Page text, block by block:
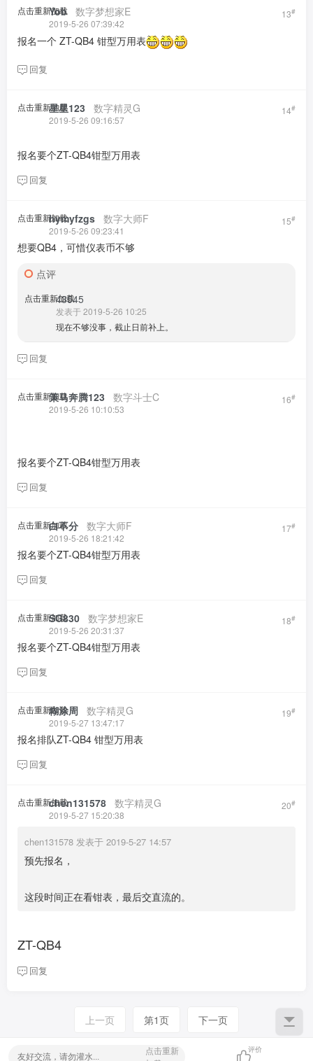
点击重新加载 13#
Yob​ ​ ​ 数字梦想家E
2019-5-26 07:39:42
报名一个 ZT-QB4 钳型万用表
回复
点击重新加载 14#
星星123 数字精灵G
2019-5-26 09:16:57
报名要个ZT-QB4钳型万用表
回复
点击重新加载 15#
hymyfzgs 数字大师F
2019-5-26 09:23:41
想要QB4，可惜仪表币不够
点评
点击重新加载
43545
发表于 2019-5-26 10:25
现在不够没事，截止日前补上。
回复
点击重新加载 16#
策马奔腾123 数字斗士C
2019-5-26 10:10:53
报名要个ZT-QB4钳型万用表
回复
点击重新加载 17#
白不分 数字大师F
2019-5-26 18:21:42
报名要个ZT-QB4钳型万用表
回复
点击重新加载 18#
SG830 数字梦想家E
2019-5-26 20:31:37
报名要个ZT-QB4钳型万用表
回复
点击重新加载 19#
糊涂周 数字精灵G
2019-5-27 13:47:17
报名排队ZT-QB4 钳型万用表
回复
点击重新加载 20#
chen131578 数字精灵G
2019-5-27 15:20:38
chen131578 发表于 2019-5-27 14:57
预先报名，
这段时间正在看钳表，最后交直流的。
ZT-QB4
回复
上一页 第1页 下一页
点击重新
评价